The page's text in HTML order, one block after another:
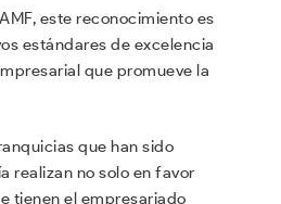
este reconocimiento es
estándares de excelencia
que promueve la
que han sido
realizan no solo en favor
tienen el empresariado